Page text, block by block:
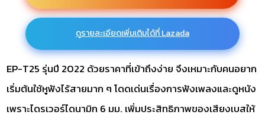
ดูรายละเอียดเพิ่มเติมได้ที่ Lazada
EP-T25 รุ่นปี 2022 ด้วยราคาที่เข้าถึงง่าย จึงเหมาะกับคนอยาก
เริ่มต้นใช้หูฟังไร้สายมาก ๆ โดดเด่นเรื่องการฟังเพลงและดูหนัง
เพราะไดรเวอร์ไดนามิก 6 มม. เพิ่มประสิทธิภาพของเสียงเบสให้